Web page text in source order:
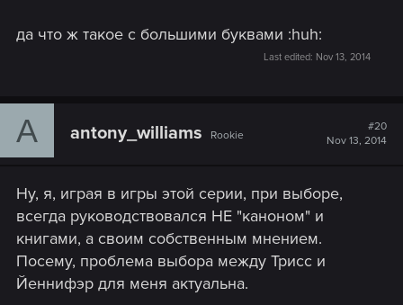
да что ж такое с большими буквами :huh:
Last edited: Nov 13, 2014
A antony_williams Rookie
#20
Nov 13, 2014
Ну, я, играя в игры этой серии, при выборе,
всегда руководствовался НЕ "каноном" и
книгами, а своим собственным мнением.
Посему, проблема выбора между Трисс и
Йеннифэр для меня актуальна.